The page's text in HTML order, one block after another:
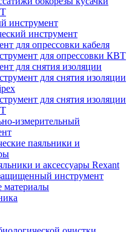
инструмент
инструмент
для опрессовки кабеля
для опрессовки КВТ
для снятия изоляции
для снятия изоляции
для снятия изоляции
измерительный
паяльники и
и аксессуары Rexant
инструмент
материалы